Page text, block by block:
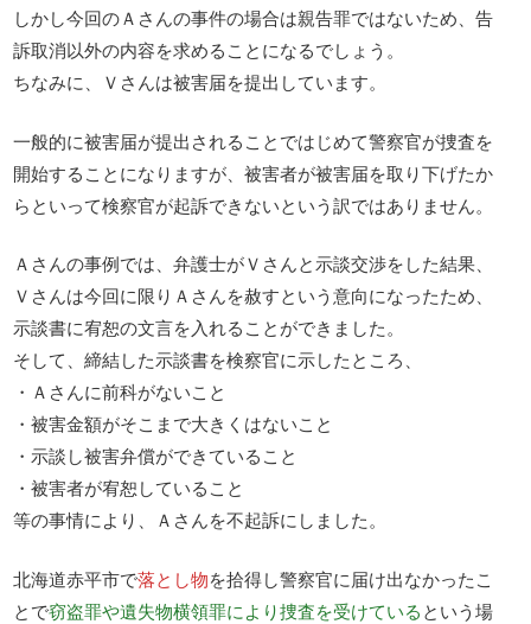
しかし今回のＡさんの事件の場合は親告罪ではないため、告
訴取消以外の内容を求めることになるでしょう。
ちなみに、Ｖさんは被害届を提出しています。
一般的に被害届が提出されることではじめて警察官が捜査を
開始することになりますが、被害者が被害届を取り下げたか
らといって検察官が起訴できないという訳ではありません。
Ａさんの事例では、弁護士がＶさんと示談交渉をした結果、
Ｖさんは今回に限りＡさんを赦すという意向になったため、
示談書に宥恕の文言を入れることができました。
そして、締結した示談書を検察官に示したところ、
・Ａさんに前科がないこと
・被害金額がそこまで大きくはないこと
・示談し被害弁償ができていること
・被害者が宥恕していること
等の事情により、Ａさんを不起訴にしました。
北海道赤平市で落とし物を拾得し警察官に届け出なかったこ
とで窃盗罪や遺失物横領罪により捜査を受けているという場